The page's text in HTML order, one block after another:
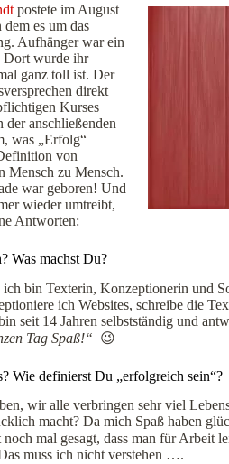
postete im August
es um das
Aufhänger war ein
Dort wurde ihr
ganz toll ist. Der
direkt
Kurses
anschließenden
was „Erfolg“
von
Mensch zu Mensch.
war geboren! Und
wieder umtreibt,
Antworten:
Was machst Du?
bin Texterin, Konzeptionerin und
ich Websites, schreibe die
seit 14 Jahren selbstständig und
Tag Spaß!“ 😉
Wie definierst Du „erfolgreich sein“?
wir alle verbringen sehr viel
macht? Da mich Spaß haben
mal gesagt, dass man für Arbeit
muss ich nicht verstehen ….